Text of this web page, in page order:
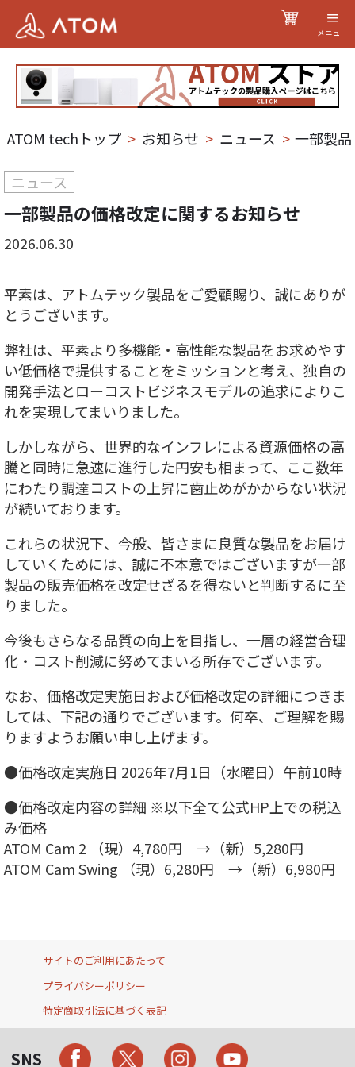
メニュー
ATOM techトップ > お知らせ > ニュース > 一部製
ニュース
一部製品の価格改定に関するお知らせ
2026.06.30
平素は、アトムテック製品をご愛顧賜り、誠にありが
とうございます。
弊社は、平素より多機能・高性能な製品をお求めやす
い低価格で提供することをミッションと考え、独自の
開発手法とローコストビジネスモデルの追求によりこ
れを実現してまいりました。
しかしながら、世界的なインフレによる資源価格の高
騰と同時に急速に進行した円安も相まって、ここ数年
にわたり調達コストの上昇に歯止めがかからない状況
が続いております。
これらの状況下、今般、皆さまに良質な製品をお届け
していくためには、誠に不本意ではございますが一部
製品の販売価格を改定せざるを得ないと判断するに至
りました。
今後もさらなる品質の向上を目指し、一層の経営合理
化・コスト削減に努めてまいる所存でございます。
なお、価格改定実施日および価格改定の詳細につきま
しては、下記の通りでございます。何卒、ご理解を賜
りますようお願い申し上げます。
●価格改定実施日 2026年7月1日（水曜日）午前10時
●価格改定内容の詳細 ※以下全て公式HP上での税込
み価格
ATOM Cam 2 （現）4,780円 →（新）5,280円
ATOM Cam Swing （現）6,280円 →（新）6,980円
サイトのご利用にあたって
プライバシーポリシー
特定商取引法に基づく表記
SNS